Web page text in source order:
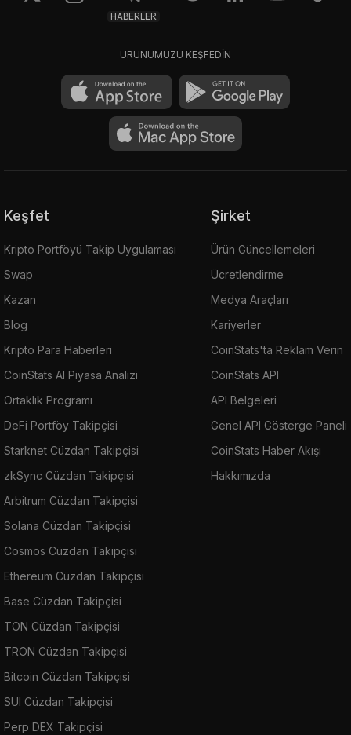
HABERLER
ÜRÜNÜMÜZÜ KEŞFEDİN
Keşfet
Kripto Portföyü Takip Uygulaması
Swap
Kazan
Blog
Kripto Para Haberleri
CoinStats AI Piyasa Analizi
Ortaklık Programı
DeFi Portföy Takipçisi
Starknet Cüzdan Takipçisi
zkSync Cüzdan Takipçisi
Arbitrum Cüzdan Takipçisi
Solana Cüzdan Takipçisi
Cosmos Cüzdan Takipçisi
Ethereum Cüzdan Takipçisi
Base Cüzdan Takipçisi
TON Cüzdan Takipçisi
TRON Cüzdan Takipçisi
Bitcoin Cüzdan Takipçisi
SUI Cüzdan Takipçisi
Perp DEX Takipçisi
Şirket
Ürün Güncellemeleri
Ücretlendirme
Medya Araçları
Kariyerler
CoinStats'ta Reklam Verin
CoinStats API
API Belgeleri
Genel API Gösterge Paneli
CoinStats Haber Akışı
Hakkımızda